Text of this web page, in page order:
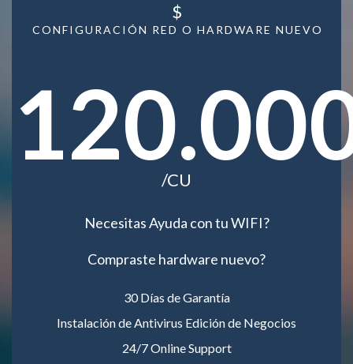
CONFIGURACIÓN RED O HARDWARE NUEVO
$
/CU
Necesitas Ayuda con tu WIFI?
Compraste hardware nuevo?
30 Días de Garantía
Instalación de Antivirus Edición de Negocios
24/7 Online Support